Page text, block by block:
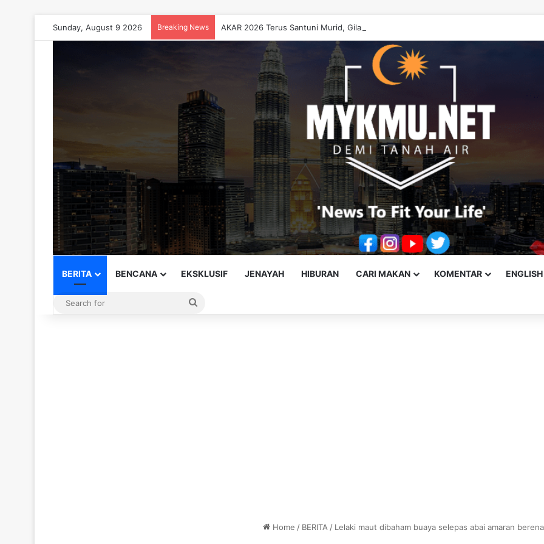
Sunday, August 9 2026 Breaking News AKAR 2026 Terus Santuni Murid, Gilap Kreativiti Generasi Muda
BERITA BENCANA EKSKLUSIF JENAYAH HIBURAN CARI MAKAN KOMENTAR
Home / BERITA / Lelaki maut dibaham buaya selepas abai amaran